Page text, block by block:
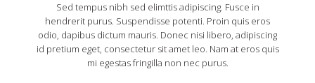
Sed tempus nibh sed elimttis adipiscing. Fusce in
hendrerit purus. Suspendisse potenti. Proin quis eros
odio, dapibus dictum mauris. Donec nisi libero, adipiscing
id pretium eget, consectetur sit amet leo. Nam at eros quis
mi egestas fringilla non nec purus.